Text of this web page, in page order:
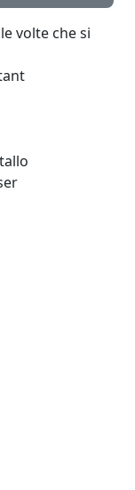
volte che si